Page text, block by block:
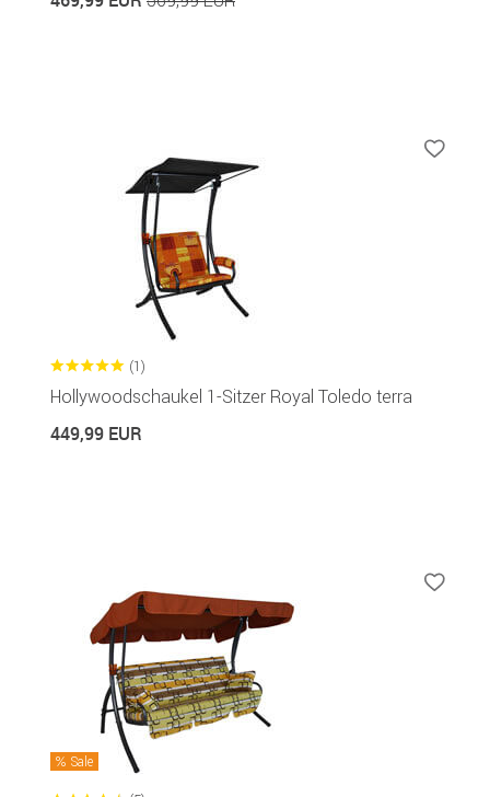
(1)
Hollywoodschaukel 1-Sitzer Royal Toledo terra
449,99 EUR
Sale